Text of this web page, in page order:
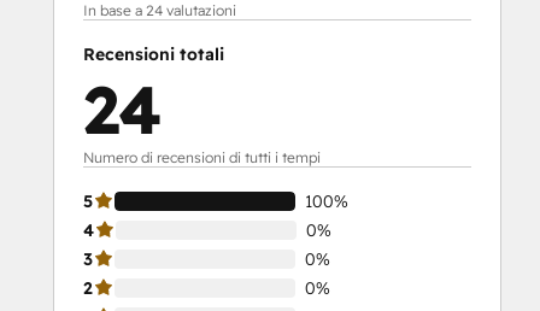
In base a 24 valutazioni
Recensioni totali
24
Numero di recensioni di tutti i tempi
5
100%
4
0%
3
0%
2
0%